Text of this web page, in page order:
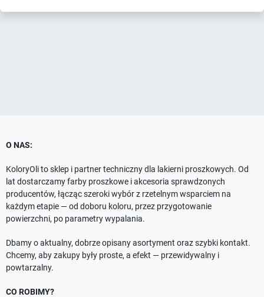
O NAS:
KoloryOli to sklep i partner techniczny dla lakierni proszkowych. Od
lat dostarczamy farby proszkowe i akcesoria sprawdzonych
producentów, łącząc szeroki wybór z rzetelnym wsparciem na
każdym etapie — od doboru koloru, przez przygotowanie
powierzchni, po parametry wypalania.
Dbamy o aktualny, dobrze opisany asortyment oraz szybki kontakt.
Chcemy, aby zakupy były proste, a efekt — przewidywalny i
powtarzalny.
CO ROBIMY?